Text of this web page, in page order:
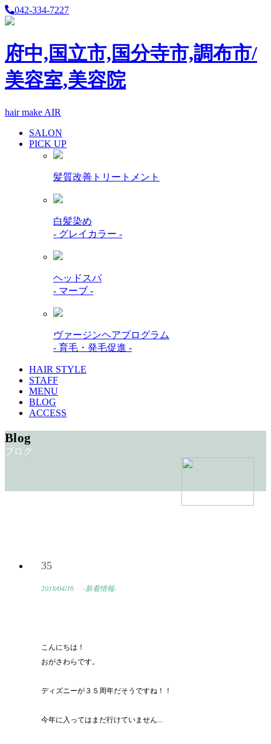
042-334-7227
府中,国立市,国分寺市,調布市/
美容室,美容院
hair make AIR
SALON
PICK UP
髪質改善トリートメント
白髪染め
- グレイカラー -
ヘッドスパ
- マーブ -
ヴァージンヘアプログラム
- 育毛・発毛促進 -
HAIR STYLE
STAFF
MENU
BLOG
ACCESS
Blog
ブログ
35
2018/04/16 -新着情報-
こんにちは！
おがさわらです。
ディズニーが３５周年だそうですね！！
今年に入ってはまだ行けていません...